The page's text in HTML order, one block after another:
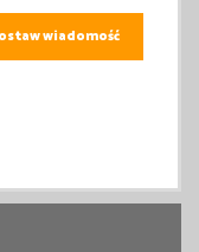
wiadomość